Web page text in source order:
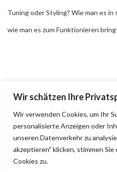
Wir schätzen Ihre
Wir verwenden Cookies, um Ihr
personalisierte Anzeigen oder
unseren Datenverkehr zu
akzeptieren" klicken, stimmen
Cookies zu.
Tuning oder Styling? Wie man es
wie man es zum Funktionieren